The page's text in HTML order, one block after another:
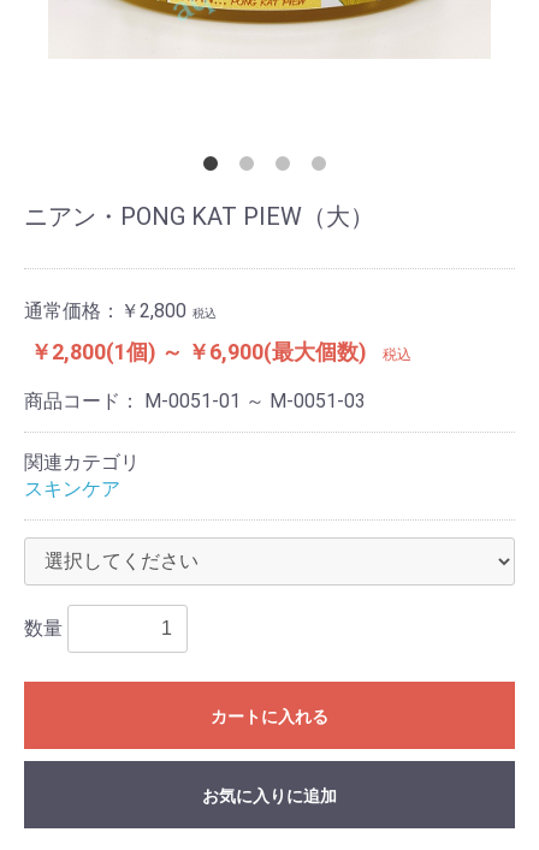
ニアン・PONG KAT PIEW（大）
通常価格： ￥2,800 税込
￥2,800(1個) ～ ￥6,900(最大個数) 税込
商品コード： M-0051-01 ～ M-0051-03
関連カテゴリ
スキンケア
数量
カートに入れる
お気に入りに追加